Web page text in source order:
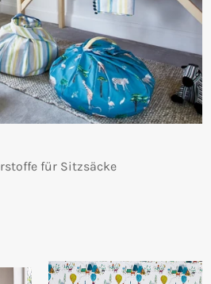
für Sitzsäcke